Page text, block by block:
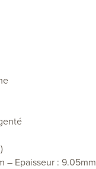
– Epaisseur : 9.05mm